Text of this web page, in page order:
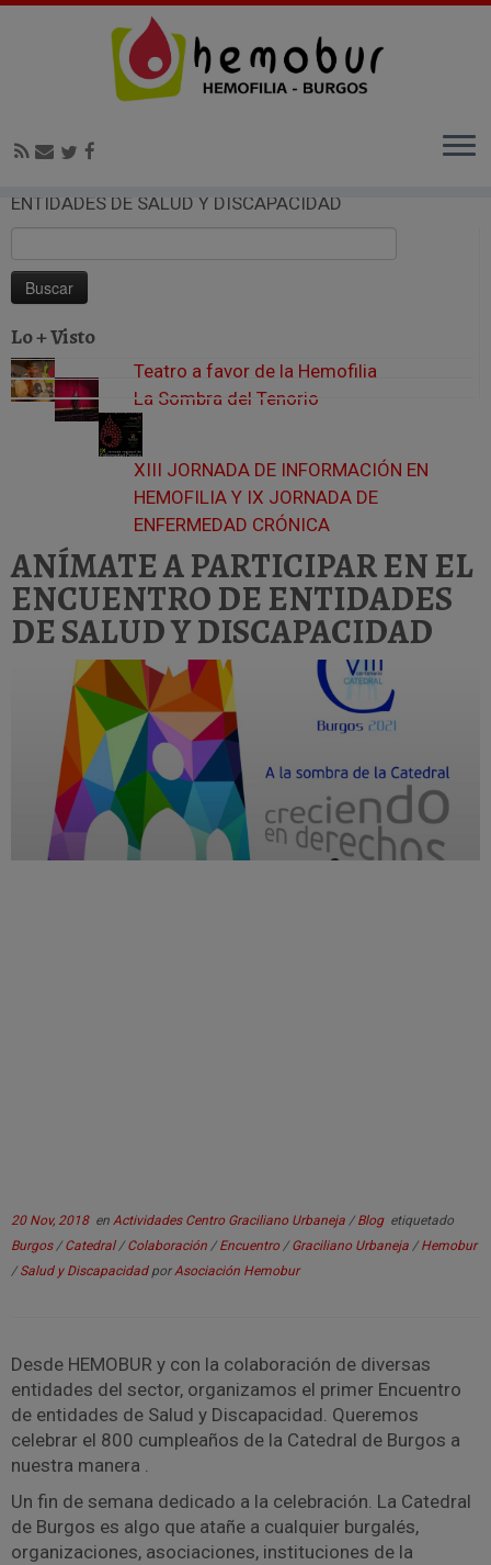
Inicio » Blog Actividades Centro Graciliano Urbaneja »
ENTIDADES DE SALUD Y DISCAPACIDAD
Lo + Visto
Teatro a favor de la Hemofilia
La Sombra del Tenorio
XIII JORNADA DE INFORMACIÓN EN
HEMOFILIA Y IX JORNADA DE
ENFERMEDAD CRÓNICA
ANÍMATE A PARTICIPAR EN EL
ENCUENTRO DE ENTIDADES
DE SALUD Y DISCAPACIDAD
20 Nov, 2018en Actividades Centro Graciliano Urbaneja /Blog etiquetado
Burgos/Catedral/Colaboración /Encuentro /Graciliano Urbaneja /Hemobur
/Salud y Discapacidad porAsociación Hemobur
Desde HEMOBUR y con la colaboración de diversas
entidades del sector, organizamos el primer Encuentro
de entidades de Salud y Discapacidad. Queremos
celebrar el 800 cumpleaños de la Catedral de Burgos a
nuestra manera .
Un fin de semana dedicado a la celebración. La Catedral
de Burgos es algo que atañe a cualquier burgalés,
organizaciones, asociaciones, instituciones de la